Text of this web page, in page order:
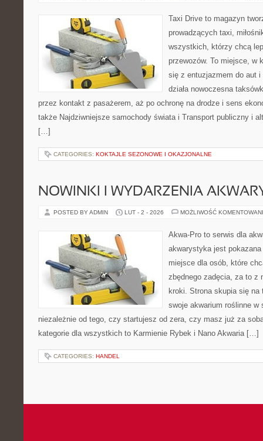
Taxi Drive to magazyn
prowadzących taxi,
wszystkich, którzy chcą
przewozów. To miejsce, w
się z entuzjazmem do aut
działa nowoczesna
przez kontakt z pasażerem, aż po ochronę na drodze i sens
także Najdziwniejsze samochody świata i Transport publiczny i
[…]
CATEGORIES: KOKTAJLE SEZONOWE I OKAZJONALNE
NOWINKI I WYDARZENIA
POSTED BY ADMIN LUT - 2 - 2026 MOŻLIWOŚĆ
Akwa-Pro to serwis dla
akwarystyka jest
miejsce dla osób, które
zbędnego zadęcia, za to z
kroki. Strona skupia się na
swoje akwarium roślinne w
niezależnie od tego, czy startujesz od zera, czy masz już za
kategorie dla wszystkich to Karmienie Rybek i Nano Akwaria […]
CATEGORIES: HANDEL